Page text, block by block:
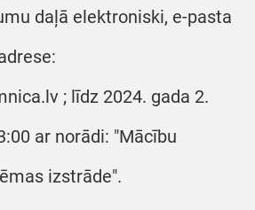
daļā elektroniski, e-pasta
; līdz 2024. gada 2.
ar norādi: "Mācību
izstrāde".